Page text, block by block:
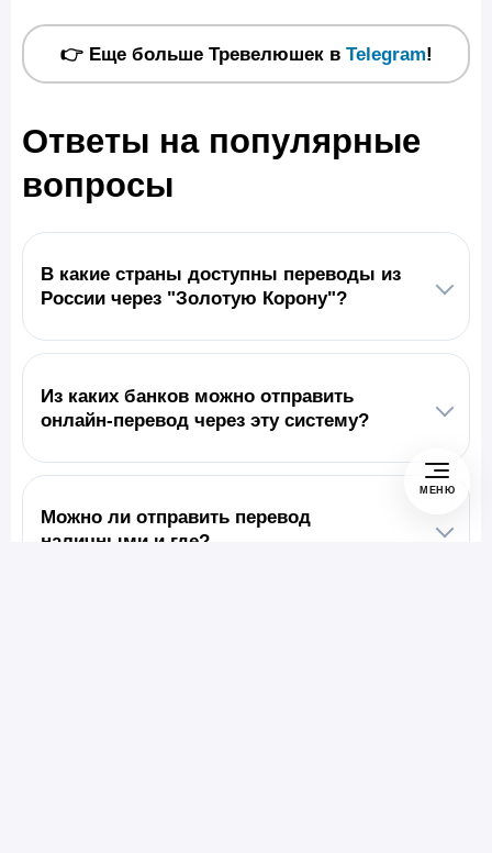
👉 Еще больше Тревелюшек в Telegram!
Ответы на популярные
вопросы
В какие страны доступны переводы из
России через "Золотую Корону"?
Из каких банков можно отправить
онлайн-перевод через эту систему?
Можно ли отправить перевод
наличными и где?
МЕНЮ